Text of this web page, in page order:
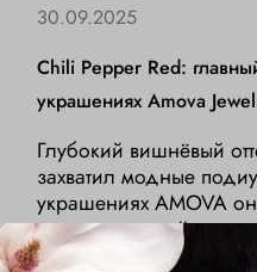
Chili Pepper Red:
украшениях Amova
Глубокий вишнёвый
захватил модные
украшениях AMOVA
эмоциональный
моделей Fancy Quartz
30.09.2025